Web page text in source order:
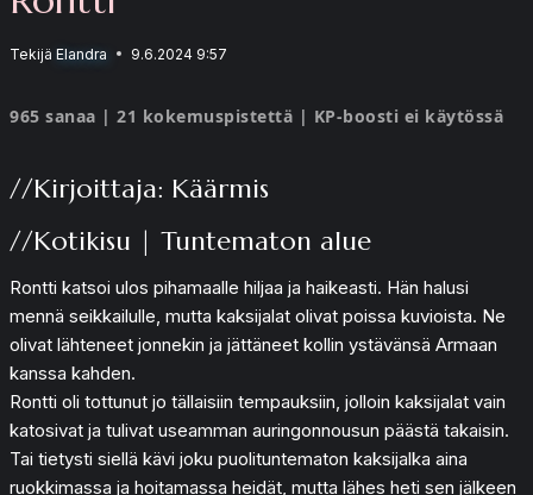
Tekijä Elandra 9.6.2024 9:57
965 sanaa | 21 kokemuspistettä | KP-boosti ei käytössä
//Kirjoittaja: Käärmis
//Kotikisu | Tuntematon alue
Rontti katsoi ulos pihamaalle hiljaa ja haikeasti. Hän halusi
mennä seikkailulle, mutta kaksijalat olivat poissa kuvioista. Ne
olivat lähteneet jonnekin ja jättäneet kollin ystävänsä Armaan
kanssa kahden.
Rontti oli tottunut jo tällaisiin tempauksiin, jolloin kaksijalat vain
katosivat ja tulivat useamman auringonnousun päästä takaisin.
Tai tietysti siellä kävi joku puolituntematon kaksijalka aina
ruokkimassa ja hoitamassa heidät, mutta lähes heti sen jälkeen